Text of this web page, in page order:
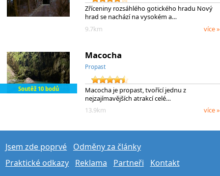
Zříceniny rozsáhlého gotického hradu Nový
hrad se nachází na vysokém a…
9.7km
více »
Soutěž 10 bodů
Macocha
Propast
Macocha je propast, tvořící jednu z
nejzajímavějších atrakcí celé…
13.9km
více »
Jsem zde poprvé
Odměny za články
Praktické odkazy
Reklama Partneři Kontakt